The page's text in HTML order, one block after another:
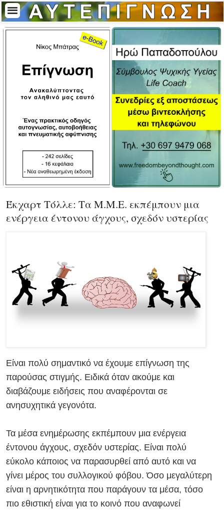
Έκχαρτ Τόλλε: Τα Μ.Μ.Ε. εκπέμπουν μια
ενέργεια έντονου άγχους, σχεδόν υστερίας
Είναι πολύ σημαντικό να έχουμε επίγνωση της
παρούσας στιγμής. Ειδικά όταν ακούμε και
διαβάζουμε ειδήσεις που αναφέρονται σε
ανησυχητικά γεγονότα.
Τα μέσα ενημέρωσης εκπέμπουν μια ενέργεια
έντονου άγχους, σχεδόν υστερίας. Είναι πολύ
εύκολο κάποιος να παρασυρθεί από αυτό και να
γίνει μέρος του συλλογικού φόβου. Όσο μεγαλύτερη
είναι η αρνητικότητα που παράγουν τα μέσα, τόσο
πιο εθιστική είναι για το κοινό που αναφωνεί